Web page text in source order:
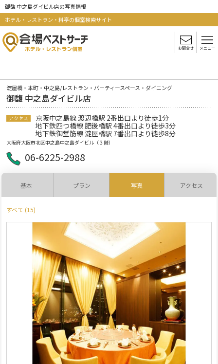
御馥 中之島ダイビル店の写真情報
ホテル・レストラン・料亭の個室検索サイト
お問合せ メニュー
淀屋橋・本町・中之島/レストラン・パーティースペース・ダイニング
御馥 中之島ダイビル店
アクセス
京阪中之島線 渡辺橋駅 2番出口より徒歩1分
地下鉄四つ橋線 肥後橋駅 4番出口より徒歩3分
地下鉄御堂筋線 淀屋橋駅 7番出口より徒歩8分
大阪府大阪市北区中之島中之島ダイビル（３階）
06-6225-2988
基本 プラン 写真 アクセス
すべて (15)